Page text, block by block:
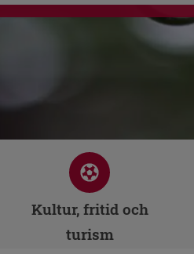
Kultur, fritid och
turism